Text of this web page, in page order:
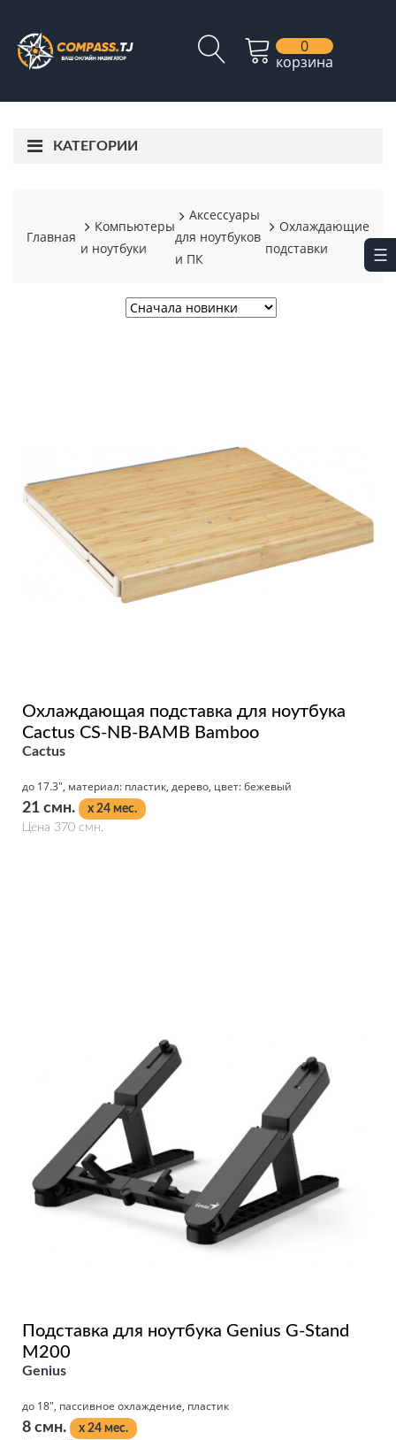
0
корзина
КАТЕГОРИИ
Главная
Компьютеры
и ноутбуки
Аксессуары
для ноутбуков
и ПК
Охлаждающие
подставки
Охлаждающая подставка для ноутбука
Cactus CS-NB-BAMB Bamboo
Cactus
до 17.3", материал: пластик, дерево, цвет: бежевый
21 смн.
x 24 мес.
Цена 370 смн.
Подставка для ноутбука Genius G-Stand
M200
Genius
до 18", пассивное охлаждение, пластик
8 смн.
x 24 мес.